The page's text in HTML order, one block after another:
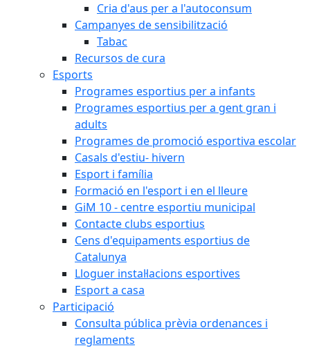
Cria d'aus per a l'autoconsum
Campanyes de sensibilització
Tabac
Recursos de cura
Esports
Programes esportius per a infants
Programes esportius per a gent gran i
adults
Programes de promoció esportiva escolar
Casals d'estiu- hivern
Esport i família
Formació en l'esport i en el lleure
GiM 10 - centre esportiu municipal
Contacte clubs esportius
Cens d'equipaments esportius de
Catalunya
Lloguer instal·lacions esportives
Esport a casa
Participació
Consulta pública prèvia ordenances i
reglaments